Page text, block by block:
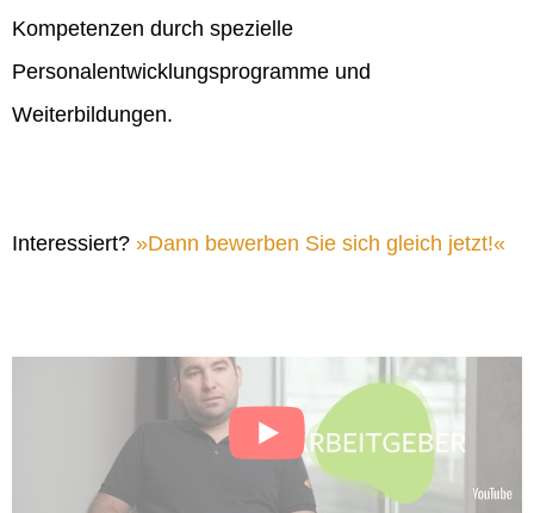
Kompetenzen durch spezielle
Personalentwicklungsprogramme und
Weiterbildungen.
Interessiert? Dann bewerben Sie sich gleich jetzt!